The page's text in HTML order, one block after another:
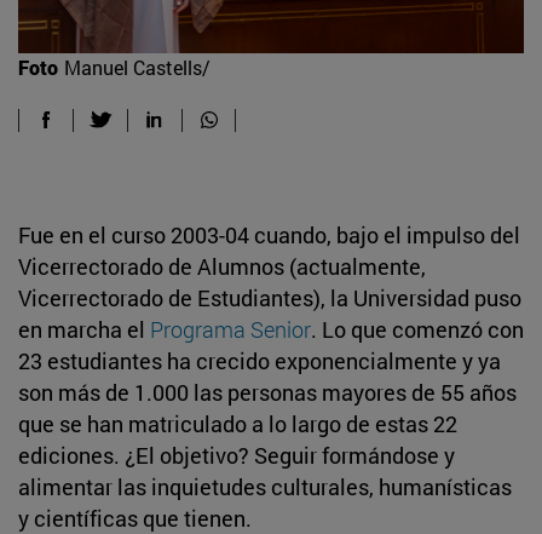
Foto Manuel Castells/
Fue en el curso 2003-04 cuando, bajo el impulso del
Vicerrectorado de Alumnos (actualmente,
Vicerrectorado de Estudiantes), la Universidad puso
en marcha el Programa Senior. Lo que comenzó con
23 estudiantes ha crecido exponencialmente y ya
son más de 1.000 las personas mayores de 55 años
que se han matriculado a lo largo de estas 22
ediciones. ¿El objetivo? Seguir formándose y
alimentar las inquietudes culturales, humanísticas
y científicas que tienen.